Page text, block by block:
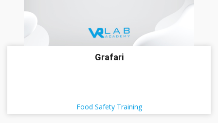
Grafari
Food Safety Training